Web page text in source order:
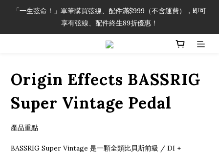
「一生弦命！」單筆購買弦線、配件滿$999（不含運費），即可
享有弦線、配件終生89折優惠！
「一生弦命！」單筆購買弦線、配件滿$999（不含運費），即可
享有弦線、配件終生89折優惠！
加入會員即領2000元購物金。 加入購物車查看更多折扣！
「一生弦命！」單筆購買弦線、配件滿$999（不含運費），即可
Origin Effects BASSRIG
Super Vintage Pedal
產品重點
BASSRIG Super Vintage 是一顆全類比貝斯前級 / DI +